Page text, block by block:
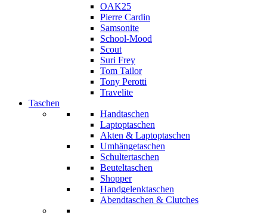
OAK25
Pierre Cardin
Samsonite
School-Mood
Scout
Suri Frey
Tom Tailor
Tony Perotti
Travelite
Taschen
Handtaschen
Laptoptaschen
Akten & Laptoptaschen
Umhängetaschen
Schultertaschen
Beuteltaschen
Shopper
Handgelenktaschen
Abendtaschen & Clutches